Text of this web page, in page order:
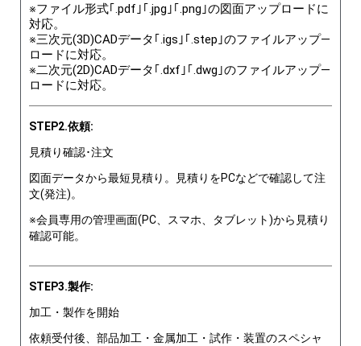
※ファイル形式｢.pdf｣｢.jpg｣｢.png｣の図面アップロードに
対応。
※三次元(3D)CADデータ｢.igs｣｢.step｣のファイルアップ―
ロードに対応。
※二次元(2D)CADデータ｢.dxf｣｢.dwg｣のファイルアップ―
ロードに対応。
STEP2.依頼:
見積り確認･注文
図面データから最短見積り。見積りをPCなどで確認して注
文(発注)。
※会員専用の管理画面(PC、スマホ、タブレット)から見積り
確認可能。
STEP3.製作:
加工・製作を開始
依頼受付後、部品加工・金属加工・試作・装置のスペシャ